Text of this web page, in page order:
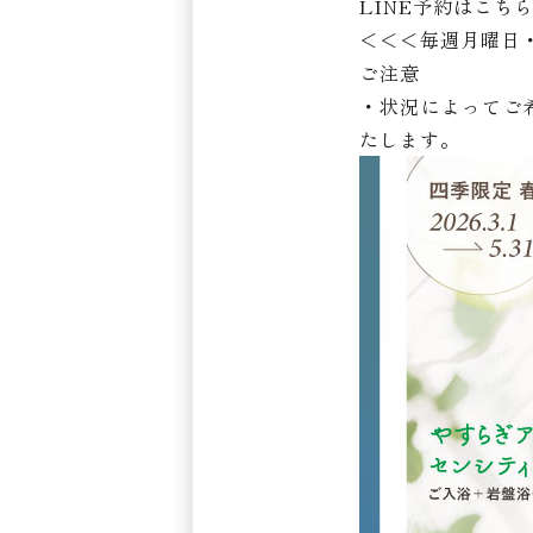
＜＜＜毎週月曜日
ご注意
・状況によって
たします。